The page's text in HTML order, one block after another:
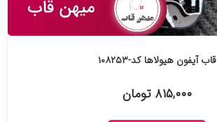
قاب آیفون هیولاها کد-۱۰۸۲۵۳
۸۱۵,۰۰۰ تومان